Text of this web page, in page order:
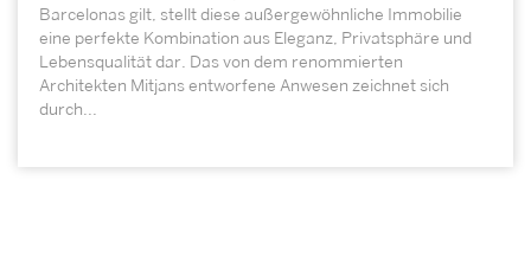
Barcelonas gilt, stellt diese außergewöhnliche Immobilie
eine perfekte Kombination aus Eleganz, Privatsphäre und
Lebensqualität dar. Das von dem renommierten
Architekten Mitjans entworfene Anwesen zeichnet sich
durch...